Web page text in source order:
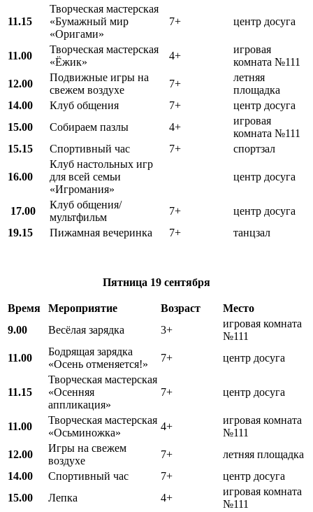
11.15
Творческая мастерская
«Бумажный мир
«Оригами»
7+ центр досуга
11.00
Творческая мастерская
«Ёжик»
4+
игровая
комната №111
12.00
Подвижные игры на
свежем воздухе
7+
летняя
площадка
14.00 Клуб общения 7+
центр досуга
15.00
Собираем пазлы 4+
игровая
комната №111
15.15
Спортивный час 7+ спортзал
16.00
Клуб настольных игр
для всей семьи
«Игромания»
центр досуга
17.00
Клуб общения/
мультфильм
7+
центр досуга
19.15
Пижамная вечеринка 7+ танцзал
Пятница 19 сентября
Время Мероприятие Возраст
Место
9.00
Весёлая зарядка 3+
игровая комната
№111
11.00
Бодрящая зарядка
«Осень отменяется!»
7+ центр досуга
11.15
Творческая мастерская
«Осенняя
аппликация»
7+ центр досуга
11.00
Творческая мастерская
«Осьминожка»
4+
игровая комната
№111
12.00
Игры на свежем
воздухе
7+
летняя площадка
14.00
Спортивный час 7+
центр досуга
15.00
Лепка 4+
игровая комната
№111